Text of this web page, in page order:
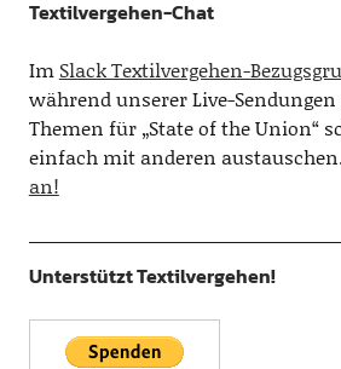
Textilvergehen-Chat
Im Slack Textilvergehen-
während unserer Live-
Themen für „State of the Union“
einfach mit anderen
an!
Unterstützt Textilvergehen!